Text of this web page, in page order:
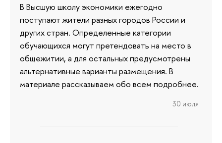
В Высшую школу экономики ежегодно
поступают жители разных городов России и
других стран. Определенные категории
обучающихся могут претендовать на место в
общежитии, а для остальных предусмотрены
альтернативные варианты размещения. В
материале рассказываем обо всем подробнее.
30 июля